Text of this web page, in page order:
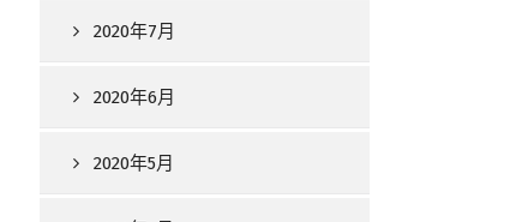
2020年7月
2020年6月
2020年5月